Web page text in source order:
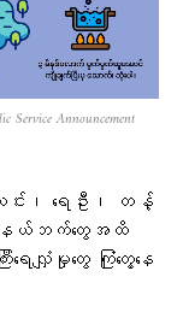
Service Announcement
း၊ ရေဦး၊ တန့်
ယ်ဘက်တွေအထိ
ရေလျှံမှုတွေ ကြုံတွေ့နေ